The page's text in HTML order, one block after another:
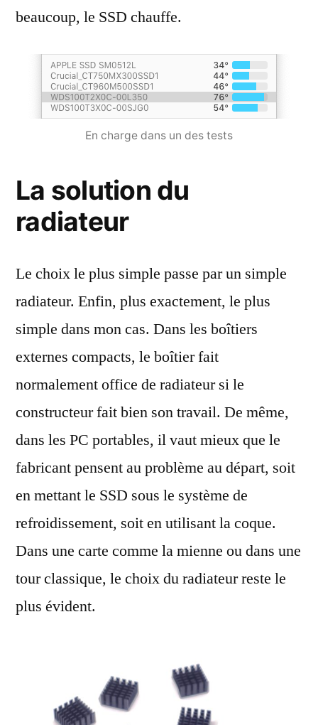
beaucoup, le SSD chauffe.
En charge dans un des tests
La solution du
radiateur
Le choix le plus simple passe par un simple
radiateur. Enfin, plus exactement, le plus
simple dans mon cas. Dans les boîtiers
externes compacts, le boîtier fait
normalement office de radiateur si le
constructeur fait bien son travail. De même,
dans les PC portables, il vaut mieux que le
fabricant pensent au problème au départ, soit
en mettant le SSD sous le système de
refroidissement, soit en utilisant la coque.
Dans une carte comme la mienne ou dans une
tour classique, le choix du radiateur reste le
plus évident.